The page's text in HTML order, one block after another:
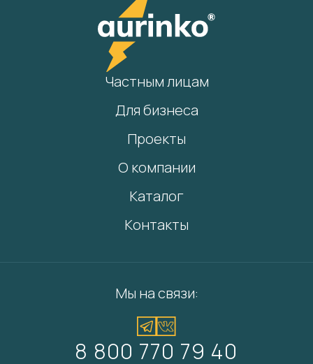
Частным лицам
Для бизнеса
Проекты
О компании
Каталог
Контакты
Мы на связи:
8 800 770 79 40